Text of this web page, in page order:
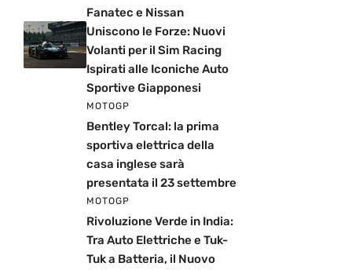
Fanatec e Nissan
Uniscono le Forze: Nuovi
Volanti per il Sim Racing
Ispirati alle Iconiche Auto
Sportive Giapponesi
MOTOGP
Bentley Torcal: la prima
sportiva elettrica della
casa inglese sarà
presentata il 23 settembre
MOTOGP
Rivoluzione Verde in India:
Tra Auto Elettriche e Tuk-
Tuk a Batteria, il Nuovo